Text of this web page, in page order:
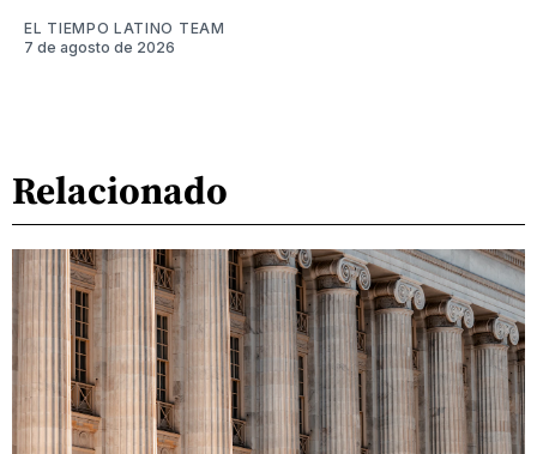
EL TIEMPO LATINO TEAM
7 de agosto de 2026
Relacionado